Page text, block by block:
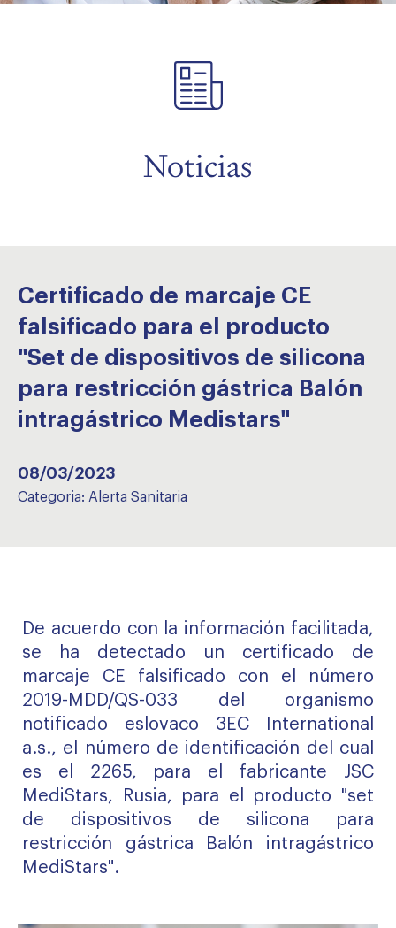
Noticias
Certificado de marcaje CE
falsificado para el producto
"Set de dispositivos de silicona
para restricción gástrica Balón
intragástrico Medistars"
08/03/2023
Categoria: Alerta Sanitaria
De acuerdo con la información facilitada,
se ha detectado un certificado de
marcaje CE falsificado con el número
2019-MDD/QS-033 del organismo
notificado eslovaco 3EC International
a.s., el número de identificación del cual
es el 2265, para el fabricante JSC
MediStars, Rusia, para el producto "set
de dispositivos de silicona para
restricción gástrica Balón intragástrico
MediStars".